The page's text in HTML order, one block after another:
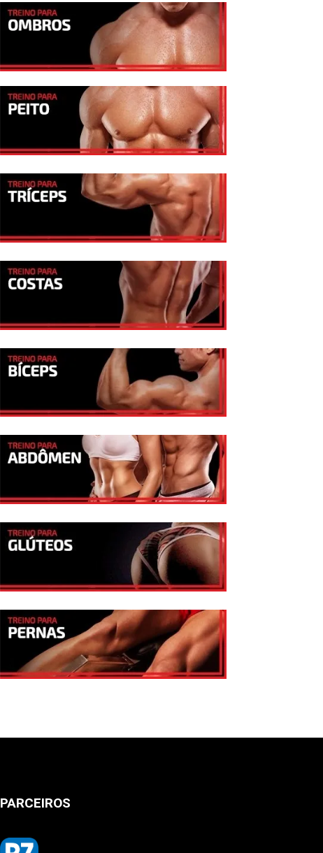
PARCEIROS